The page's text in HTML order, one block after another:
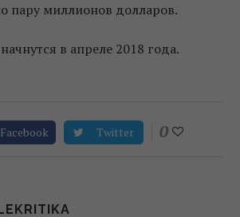
пару миллионов долларов.
в апреле 2018 года.
Facebook Twitter 0